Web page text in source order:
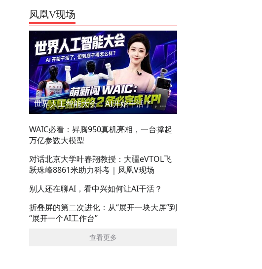
凤凰V现场
世界人工智能大会：AI开始干活了，但到底干的怎么样？萌新闯WAIC
WAIC必看：昇腾950真机亮相，一台撑起
万亿参数大模型
对话北京大学叶春翔教授：大疆eVTOL飞
跃珠峰8861米助力科考｜凤凰V现场
别人还在聊AI，看中兴如何让AI干活？
折叠屏的第二次进化：从“展开一块大屏”到
“展开一个AI工作台”
查看更多